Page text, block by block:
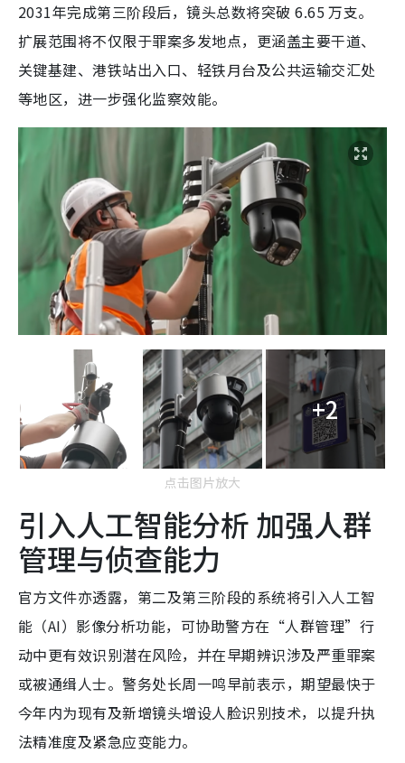
2031年完成第三阶段后，镜头总数将突破 6.65 万支。
扩展范围将不仅限于罪案多发地点，更涵盖主要干道、
关键基建、港铁站出入口、轻铁月台及公共运输交汇处
等地区，进一步强化监察效能。
+2
点击图片放大
引入人工智能分析 加强人群
管理与侦查能力
官方文件亦透露，第二及第三阶段的系统将引入人工智
能（AI）影像分析功能，可协助警方在“人群管理”行
动中更有效识别潜在风险，并在早期辨识涉及严重罪案
或被通缉人士。警务处长周一鸣早前表示，期望最快于
今年内为现有及新增镜头增设人脸识别技术，以提升执
法精准度及紧急应变能力。